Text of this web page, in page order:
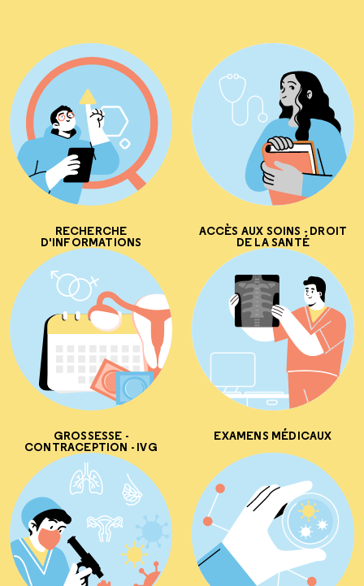
RECHERCHE
D'INFORMATIONS
ACCÈS AUX SOINS - DROIT
DE LA SANTÉ
GROSSESSE -
CONTRACEPTION - IVG
EXAMENS MÉDICAUX